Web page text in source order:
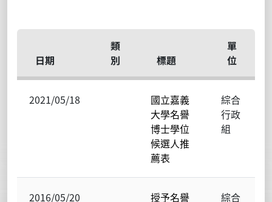
日期
類
別
標題
單
位
2021/05/18
國立嘉義
大學名譽
博士學位
候選人推
薦表
綜合
行政
組
2016/05/20
授予名譽
綜合